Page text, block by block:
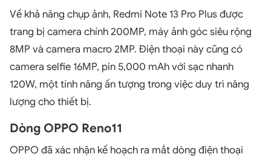
Về khả năng chụp ảnh, Redmi Note 13 Pro Plus được
trang bị camera chính 200MP, máy ảnh góc siêu rộng
8MP và camera macro 2MP. Điện thoại này cũng có
camera selfie 16MP, pin 5,000 mAh với sạc nhanh
120W, một tính năng ấn tượng trong việc duy trì năng
lượng cho thiết bị.
Dòng OPPO Reno11
OPPO đã xác nhận kế hoạch ra mắt dòng điện thoại